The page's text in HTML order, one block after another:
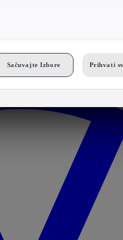
Sačuvajte Izbore Prihvati